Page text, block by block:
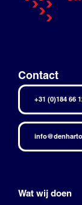
Contact
+31 (0)184 66
Wat wij doen